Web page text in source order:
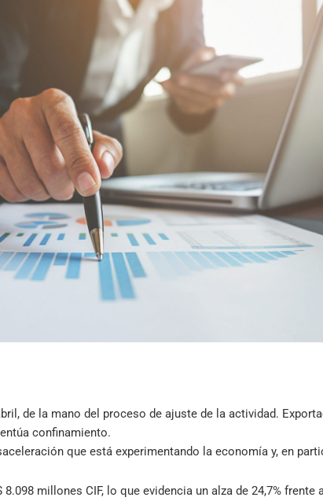
de la mano del proceso de ajuste de la actividad.
confinamiento.
que está experimentando la economía y, en
millones CIF, lo que evidencia un alza de 24,7% frente